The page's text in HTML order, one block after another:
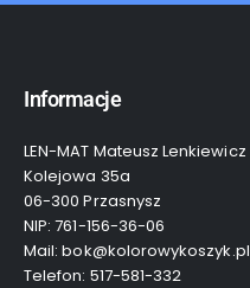
Informacje
LEN-MAT Mateusz Lenkiewicz
Kolejowa 35a
06-300 Przasnysz
NIP: 761-156-36-06
Mail: bok@kolorowykoszyk.pl
Telefon: 517-581-332